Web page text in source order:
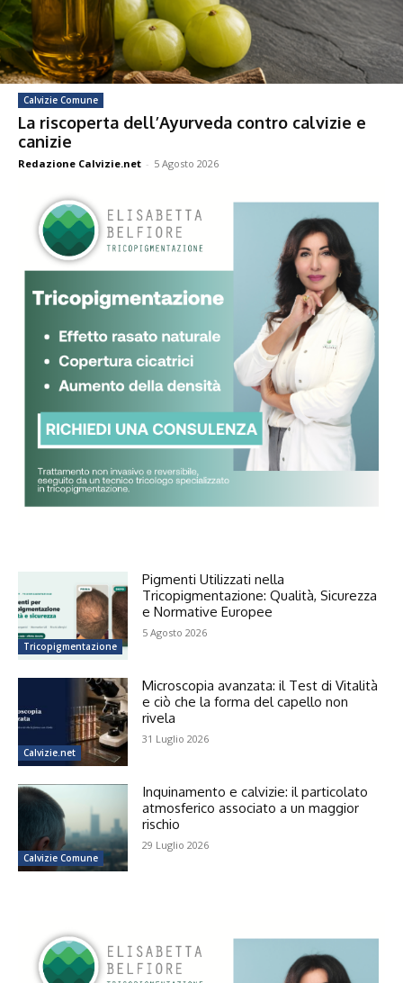
Calvizie Comune
La riscoperta dell’Ayurveda contro calvizie e
canizie
Redazione Calvizie.net - 5 Agosto 2026
Tricopigmentazione
Pigmenti Utilizzati nella
Tricopigmentazione: Qualità, Sicurezza
e Normative Europee
5 Agosto 2026
Calvizie.net
Microscopia avanzata: il Test di Vitalità
e ciò che la forma del capello non
rivela
31 Luglio 2026
Calvizie Comune
Inquinamento e calvizie: il particolato
atmosferico associato a un maggior
rischio
29 Luglio 2026